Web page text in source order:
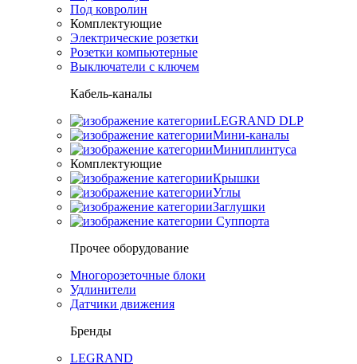
Под ковролин
Комплектующие
Электрические розетки
Розетки компьютерные
Выключатели с ключем
Кабель-каналы
LEGRAND DLP
Мини-каналы
Миниплинтуса
Комплектующие
Крышки
Углы
Заглушки
Суппорта
Прочее оборудование
Многорозеточные блоки
Удлинители
Датчики движения
Бренды
LEGRAND